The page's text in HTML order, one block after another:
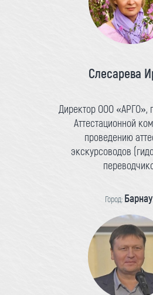
Слесарева
Директор ООО «АРГО»,
Аттестационной
проведению
экскурсоводов
Город: